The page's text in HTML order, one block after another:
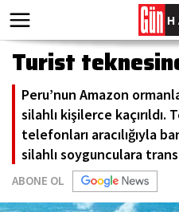
Turist
Peru’nun Amazon
silahlı kişilerce kaçırıldı.
telefonları aracılığıyla
silahlı soygunculara
ABONE OL